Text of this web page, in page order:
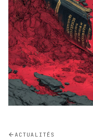
ACTUALITÉS